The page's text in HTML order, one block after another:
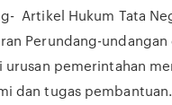
Artikel Hukum Tata
Perundang-
urusan pemerintahan
dan tugas